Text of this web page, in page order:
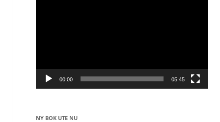
00:00 05:45
NY BOK UTE NU